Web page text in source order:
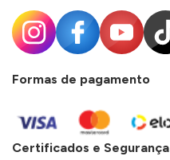
Formas de pagamento
Certificados e Segurança